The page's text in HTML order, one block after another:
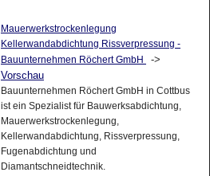
Mauerwerkstrockenlegung
Kellerwandabdichtung Rissverpressung -
Bauunternehmen Röchert GmbH
->
Vorschau
Bauunternehmen Röchert GmbH in Cottbus
ist ein Spezialist für Bauwerksabdichtung,
Mauerwerkstrockenlegung,
Kellerwandabdichtung, Rissverpressung,
Fugenabdichtung und
Diamantschneidtechnik.